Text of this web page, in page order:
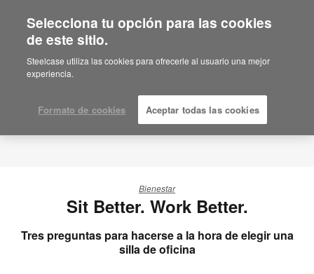
Bienestar
Sit Better. Work Better.
Tres preguntas para hacerse a la hora de elegir una
silla de oficina
Selecciona tu opción para las cookies
de este sitio.
Steelcase utiliza las cookies para ofrecerle al usuario una mejor
experiencia.
Formato de cookies Aceptar todas las cookies